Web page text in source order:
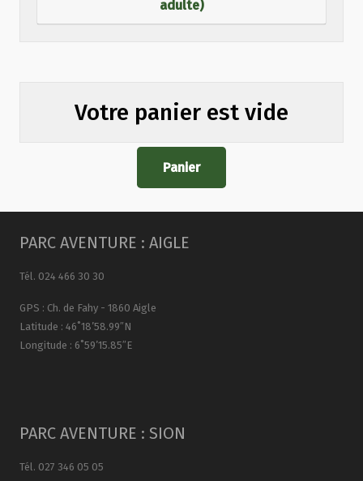
adulte)
Votre panier est vide
Panier
PARC AVENTURE : AIGLE
Tél. 024 466 30 30
GPS : Ch. de Fahy - 1860 Aigle
Latitude : 46˚18’58.99″N
Longitude : 6˚59’15.85″E
PARC AVENTURE : SION
Tél. 027 346 05 05